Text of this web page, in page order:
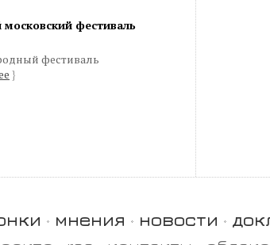
фестиваль
фестиваль
}
мнения новости